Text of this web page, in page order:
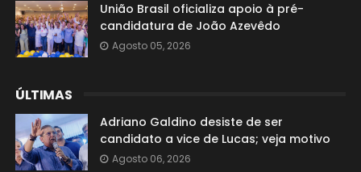
União Brasil oficializa apoio à pré-
candidatura de João Azevêdo
Agosto 05, 2026
ÚLTIMAS
Adriano Galdino desiste de ser
candidato a vice de Lucas; veja motivo
Agosto 06, 2026